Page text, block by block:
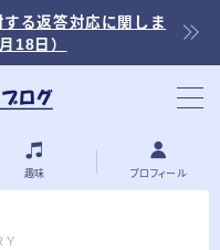
る返答対応に関しま
18日）
趣味 プロフィール